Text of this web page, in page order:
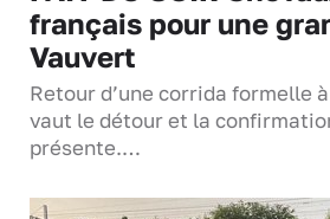
français pour une
Vauvert
Retour d’une corrida formelle
vaut le détour et la
présente.…